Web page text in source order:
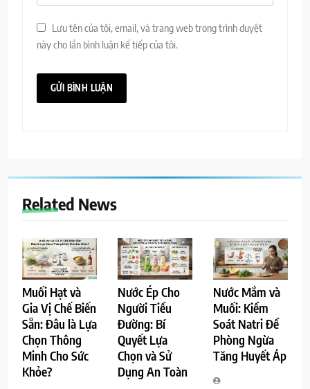
Lưu tên của tôi, email, và trang web trong trình duyệt
này cho lần bình luận kế tiếp của tôi.
Related News
Muối Hạt và
Gia Vị Chế Biến
Sẵn: Đâu là Lựa
Chọn Thông
Minh Cho Sức
Khỏe?
Nước Ép Cho
Người Tiểu
Đường: Bí
Quyết Lựa
Chọn và Sử
Dụng An Toàn
Nước Mắm và
Muối: Kiểm
Soát Natri Để
Phòng Ngừa
Tăng Huyết Áp